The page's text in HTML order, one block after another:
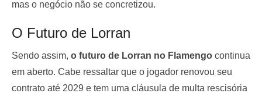
mas o negócio não se concretizou.
O Futuro de Lorran
Sendo assim, o futuro de Lorran no Flamengo continua
em aberto. Cabe ressaltar que o jogador renovou seu
contrato até 2029 e tem uma cláusula de multa rescisória